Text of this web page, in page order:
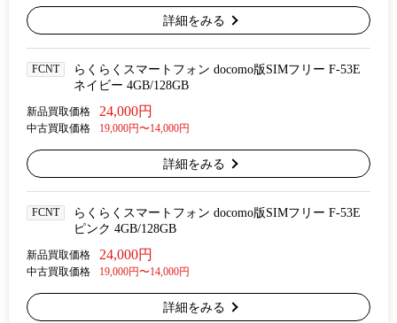
詳細をみる
FCNT
らくらくスマートフォン docomo版SIMフリー F-53E
ネイビー 4GB/128GB
新品買取価格 24,000円
中古買取価格 19,000円〜14,000円
詳細をみる
FCNT
らくらくスマートフォン docomo版SIMフリー F-53E
ピンク 4GB/128GB
新品買取価格 24,000円
中古買取価格 19,000円〜14,000円
詳細をみる